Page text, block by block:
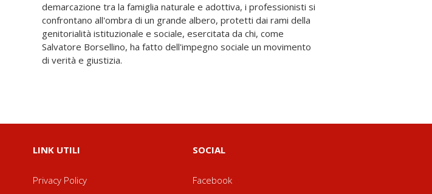
di verità e giustizia.
LINK UTILI
Privacy Policy
SOCIAL
Facebook